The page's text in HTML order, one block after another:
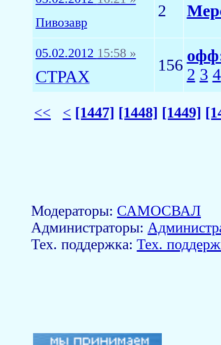
Пивозавр
2
05.02.2012 15:58 »
CTPAX
156
2 3 4
<< < [1447] [1448] [1449]
Модераторы: САМОСВАЛ
Aдминистраторы:
Тех. поддержка:Тех.